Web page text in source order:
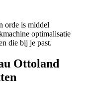
orde is middel
optimalisatie
die bij je past.
Ottoland